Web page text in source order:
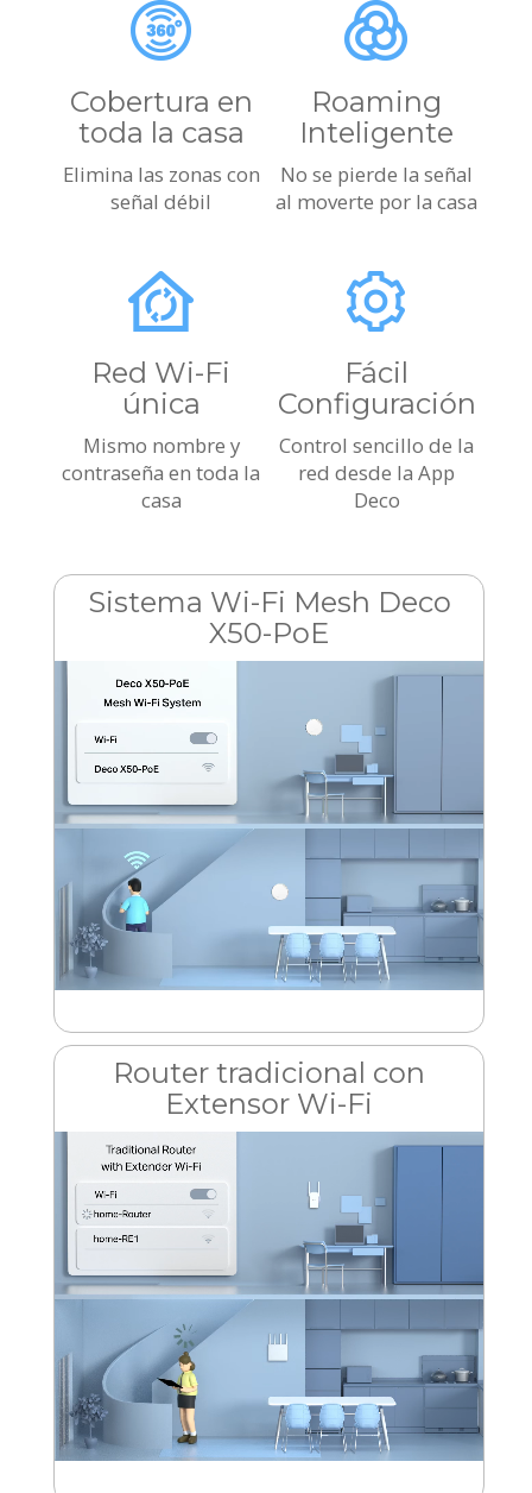
Cobertura en
toda la casa
Elimina las zonas con
señal débil
Roaming
Inteligente
No se pierde la señal
al moverte por la casa
Red Wi-Fi
única
Mismo nombre y
contraseña en toda la
casa
Fácil
Configuración
Control sencillo de la
red desde la App
Deco
Sistema Wi-Fi Mesh Deco
X50-PoE
Router tradicional con
Extensor Wi-Fi